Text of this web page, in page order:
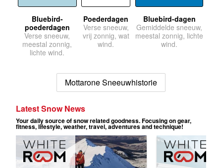
Bluebird-
poederdagen
Verse sneeuw,
meestal zonnig,
lichte wind.
Poederdagen
Verse sneeuw,
vrij zonnig, wat
wind.
Bluebird-dagen
Gemiddelde sneeuw,
meestal zonnig, lichte
wind.
Mottarone Sneeuwhistorie